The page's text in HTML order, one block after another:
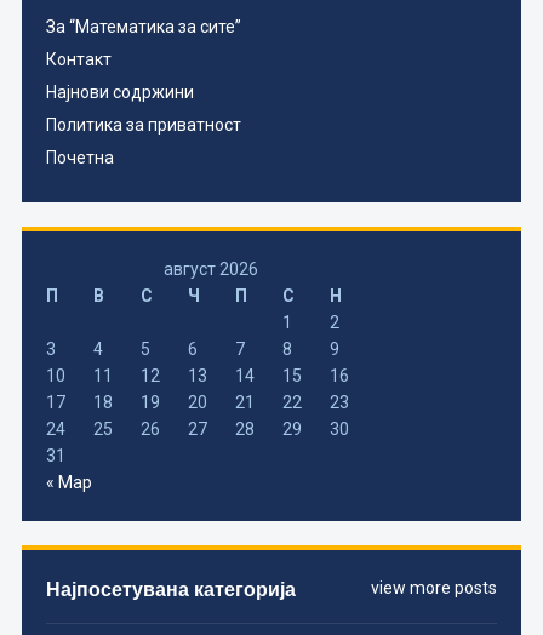
За “Математика за сите”
Контакт
Најнови содржини
Политика за приватност
Почетна
август 2026
П
В С Ч П С
Н
1
2
3
4 5 6 7 8
9
10
11 12 13 14 15
16
17
18 19 20 21 22
23
24
25 26 27 28 29
30
31
« Мар
view more posts
Најпосетувана категорија